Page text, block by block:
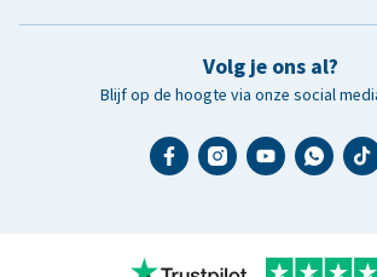
Volg je ons al?
Blijf op de hoogte via onze social